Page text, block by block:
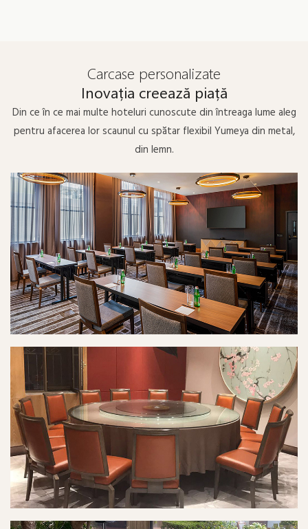
Carcase personalizate
Inovația creează piață
Din ce în ce mai multe hoteluri cunoscute din întreaga lume aleg
pentru afacerea lor scaunul cu spătar flexibil Yumeya din metal,
din lemn.